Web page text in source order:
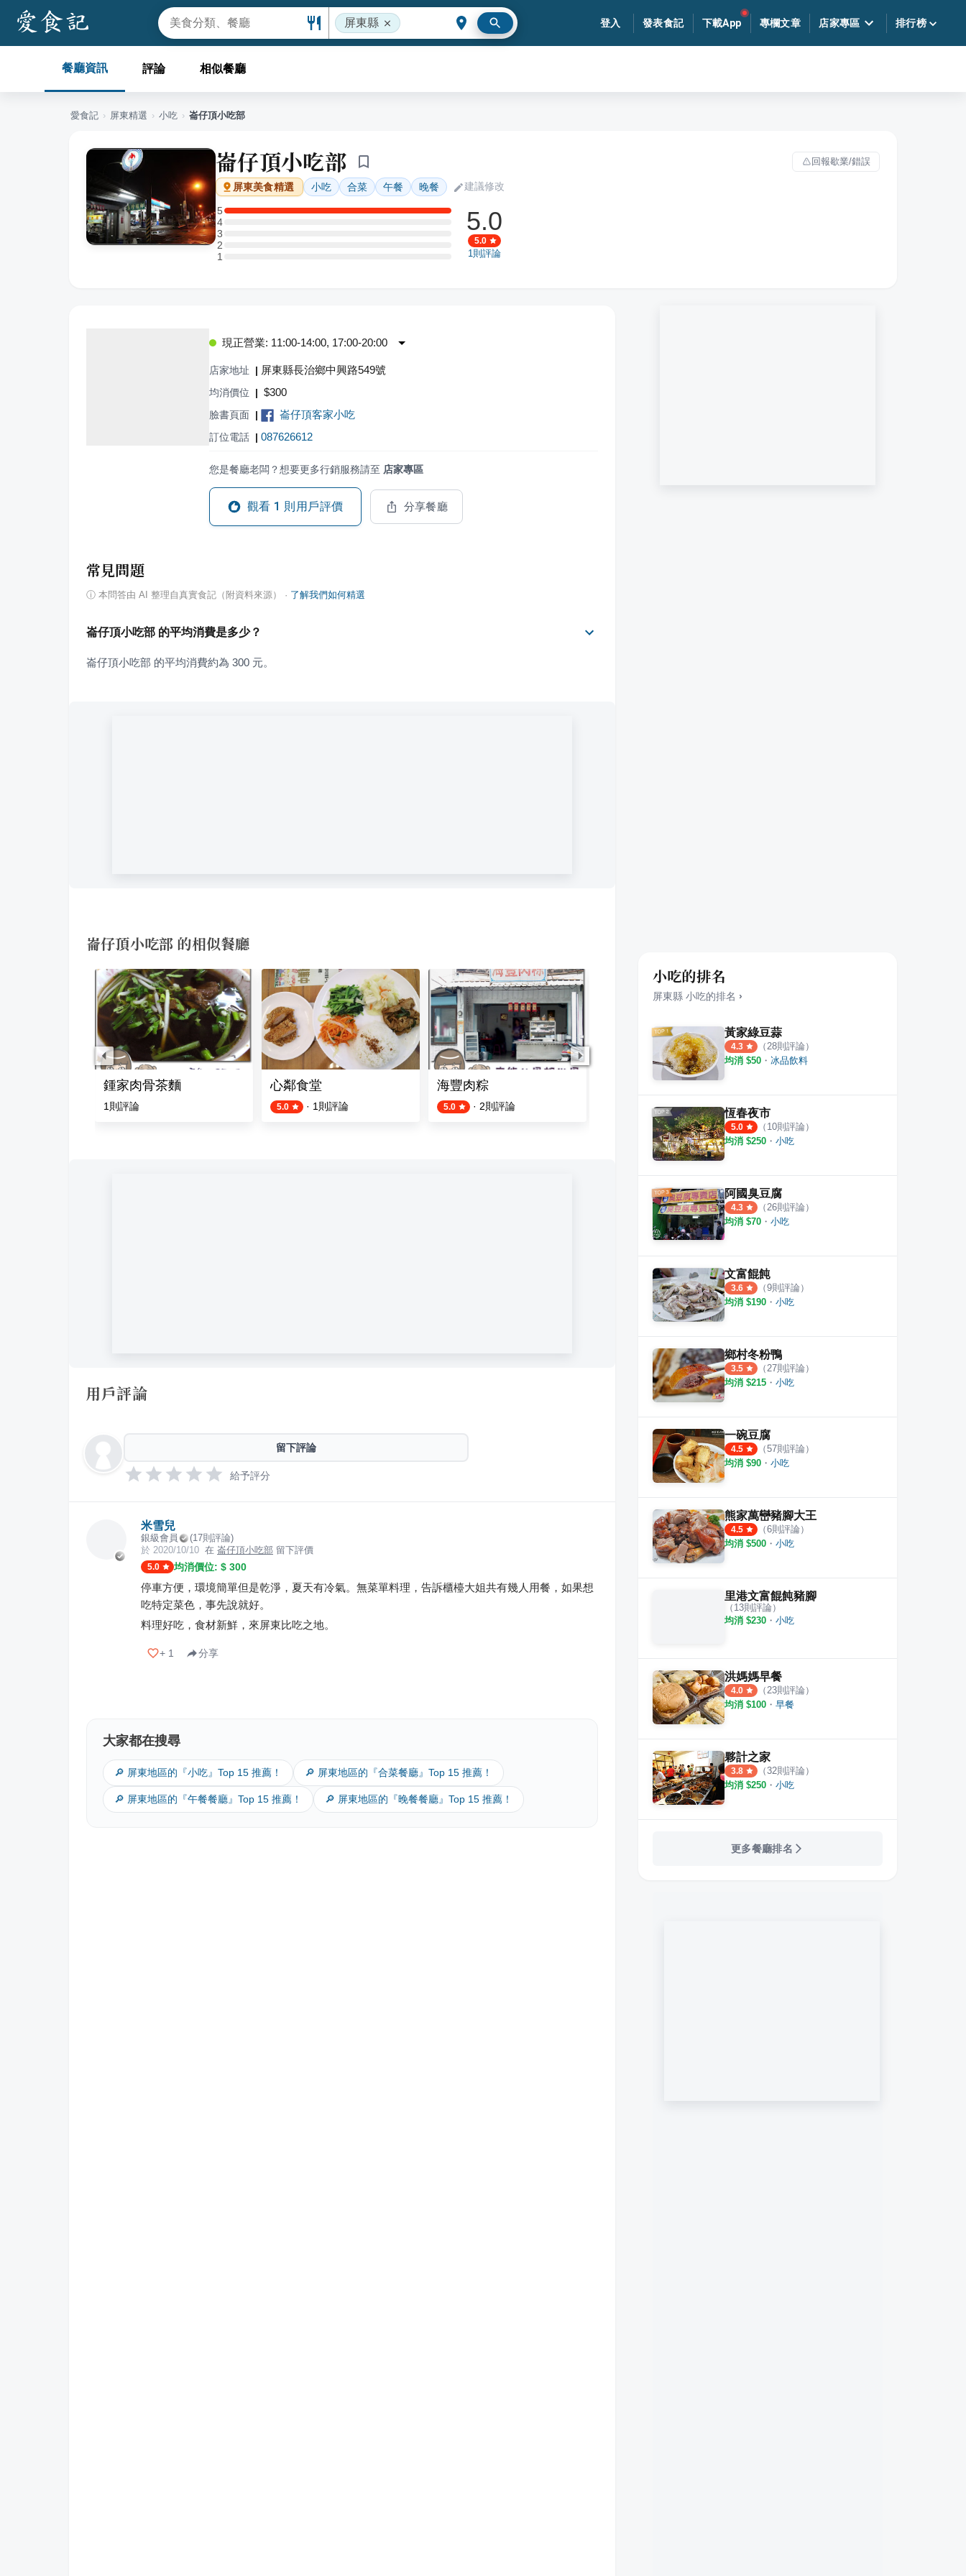
屏東縣 登入 發表食記 下載App 專欄文章 店家專區 排行榜
餐廳資訊 評論 相似餐廳
愛食記 › 屏東精選 › 小吃 › 崙仔頂小吃部
崙仔頂小吃部 回報歇業/錯誤
屏東美食精選 小吃 合菜 午餐 晚餐 建議修改
5
5 星：1 則評論
4
4 星：0 則評論
3
3 星：0 則評論
2
2 星：0 則評論
11 星：0 則評論
5.0
5.0
1則評論
現正營業: 11:00-14:00, 17:00-20:00
店家地址 | 屏東縣長治鄉中興路549號
均消價位 | $300
臉書頁面 | 崙仔頂客家小吃
訂位電話 | 087626612
您是餐廳老闆？想要更多行銷服務請至 店家專區
觀看 1 則用戶評價 分享餐廳
常見問題
ⓘ 本問答由 AI 整理自真實食記（附資料來源） · 了解我們如何精選
崙仔頂小吃部 的平均消費是多少？
崙仔頂小吃部 的平均消費約為 300 元。
崙仔頂小吃部 的相似餐廳
鍾家肉骨茶麵
1 則評論
心鄰食堂
5.0 · 1 則評論
海豐肉粽
5.0 · 2則評論 則評論
用戶評論
留下評論
給予評分
米雪兒
銀級會員 (17則評論)
於 2020/10/10 在 崙仔頂小吃部 留下評價
5.0 均消價位: $ 300
停車方便，環境簡單但是乾淨，夏天有冷氣。無菜單料理，告訴櫃檯大姐共有幾人用餐，如果想
吃特定菜色，事先說就好。
料理好吃，食材新鮮，來屏東比吃之地。
+ 1 分享
大家都在搜尋
🔎 屏東地區的『小吃』Top 15 推薦！ 🔎 屏東地區的『合菜餐廳』Top 15 推薦！
🔎 屏東地區的『午餐餐廳』Top 15 推薦！ 🔎 屏東地區的『晚餐餐廳』Top 15 推薦！
小吃的排名
屏東縣 小吃的排名 ›
黃家綠豆蒜
4.3 （ 28則評論）
均消 $50 ・ 冰品飲料
恆春夜市
5.0 （ 10則評論）
均消 $250 ・ 小吃
阿國臭豆腐
4.3 （ 26則評論）
均消 $70 ・ 小吃
文富餛飩
3.6 （9則評論）
均消 $190 ・ 小吃
鄉村冬粉鴨
3.5 （ 27則評論）
均消 $215 ・ 小吃
一碗豆腐
4.5 （57則評論）
均消 $90 ・ 小吃
熊家萬巒豬腳大王
4.5 （6則評論）
均消 $500 ・ 小吃
里港文富餛飩豬腳
（ 13則評論）
均消 $230 ・ 小吃
洪媽媽早餐
4.0 （ 23則評論）
均消 $100 ・ 早餐
夥計之家
3.8 （32則評論）
均消 $250 ・ 小吃
更多餐廳排名